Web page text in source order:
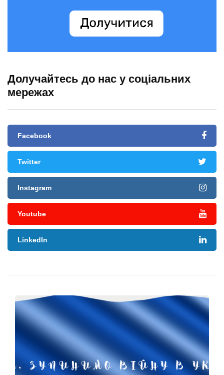
Долучайтесь до нас у соціальних
мережах
Facebook
Twitter
Instagram
Youtube
LinkedIn